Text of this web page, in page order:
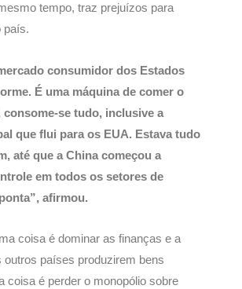
tempo, traz prejuízos para
país.
consumidor dos Estados
É uma máquina de comer o
consome-se tudo, inclusive a
que flui para os EUA. Estava tudo
até que a China começou a
em todos os setores de
afirmou.
coisa é dominar as finanças e a
outros países produzirem bens
coisa é perder o monopólio sobre